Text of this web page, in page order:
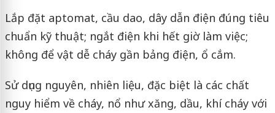
Lắp đặt aptomat, cầu dao, dây dẫn điện đúng tiêu
chuẩn kỹ thuật; ngắt điện khi hết giờ làm việc;
không để vật dễ cháy gần bảng điện, ổ cắm.
Sử dụng nguyên, nhiên liệu, đặc biệt là các chất
nguy hiểm về cháy, nổ như xăng, dầu, khí cháy với